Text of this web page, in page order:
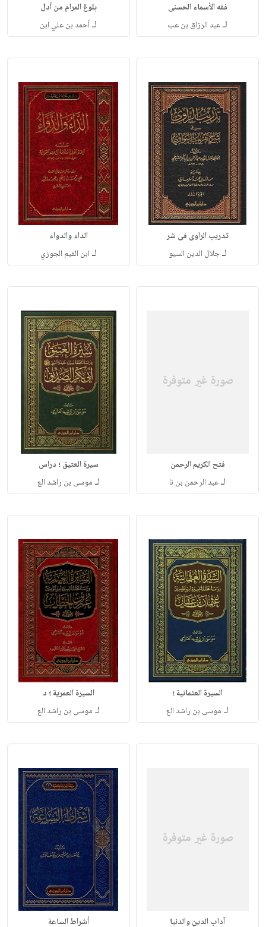
فقه الأسماء الحسنى
لـعبد الرزاق بن عب
بلوغ المرام من أدل
لـأحمد بن علي ابن
تدريب الراوى فى شر
لـجلال الدين السيو
الداء والدواء
لـ ابن القيم الجوزي
فتح الكريم الرحمن
لـعبد الرحمن بن نا
سيرة العتيق ؛ دراس
لـ موسى بن راشد الع
السيرة العثمانية ؛
لـ موسى بن راشد الع
السيرة العمرية ؛ د
لـ موسى بن راشد الع
آداب الدين والدنيا أشراط الساعة